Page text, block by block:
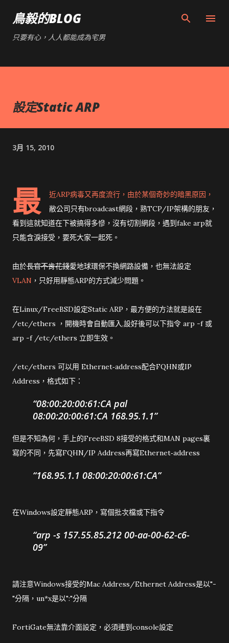
鳥毅的BLOG
只要有心，人人都能成為宅男
設定Static ARP
3月 15, 2010
最
近ARP病毒又再度流行，由於某個奇妙的暗黑原因，
敝公司只有broadcast網段，熟TCP/IP架構的朋友，
看到這就知道在下被搞得多慘，沒有切割網段，遇到fake arp就
只能含淚接受，要死大家一起死。
由於長官不肯花錢愛地球環保不換網路設備，也無法設定
VLAN ，只好用靜態ARP的方式減少問題。
在Linux/FreeBSD設定Static ARP，最方便的方法就是設在
/etc/ethers ，開機時會自動匯入,設好後可以下指令 arp -f 或
arp -f /etc/ethers 立即生效。
/etc/ethers 可以用 Ethernet‐address配合FQHN或IP
Address，格式如下：
08:00:20:00:61:CA pal
08:00:20:00:61:CA 168.95.1.1
但是不知為何，手上的FreeBSD 8接受的格式和MAN pages裏
寫的不同，先寫FQHN/IP Address再寫Ethernet‐address
168.95.1.1 08:00:20:00:61:CA
在Windows設定靜態ARP，寫個批次檔或下指令
arp -s 157.55.85.212 00-aa-00-62-c6-
09
請注意Windows接受的Mac Address/Ethernet Address是以"-
"分隔，un*x是以":"分隔
FortiGate無法靠介面設定，必須連到console設定